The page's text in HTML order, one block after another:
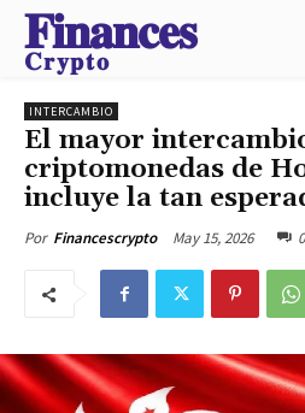
𝐅𝐢𝐧𝐚𝐧𝐜𝐞𝐬
𝐂𝐫𝐲𝐩𝐭𝐨
INTERCAMBIO
El mayor
criptomonedas de
incluye la tan
Por Financescrypto May 15, 2026 0